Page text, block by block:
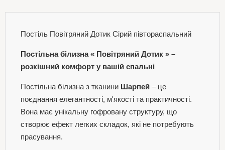
Постіль Повітряний Дотик Сірий півтораспальний
Постільна білизна « Повітряний Дотик » –
розкішний комфорт у вашій спальні
Постільна білизна з тканини Шарпей – це
поєднання елегантності, м'якості та практичності.
Вона має унікальну гофровану структуру, що
створює ефект легких складок, які не потребують
прасування.